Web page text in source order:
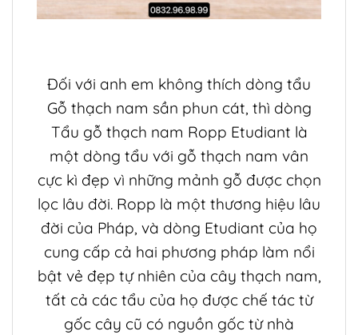
Đối với anh em không thích dòng tẩu
Gỗ thạch nam sần phun cát, thì dòng
Tẩu gỗ thạch nam Ropp Etudiant là
một dòng tẩu với gỗ thạch nam vân
cực kì đẹp vì những mảnh gỗ được chọn
lọc lâu đời. Ropp là một thương hiệu lâu
đời của Pháp, và dòng Etudiant của họ
cung cấp cả hai phương pháp làm nổi
bật vẻ đẹp tự nhiên của cây thạch nam,
tất cả các tẩu của họ được chế tác từ
gốc cây cũ có nguồn gốc từ nhà